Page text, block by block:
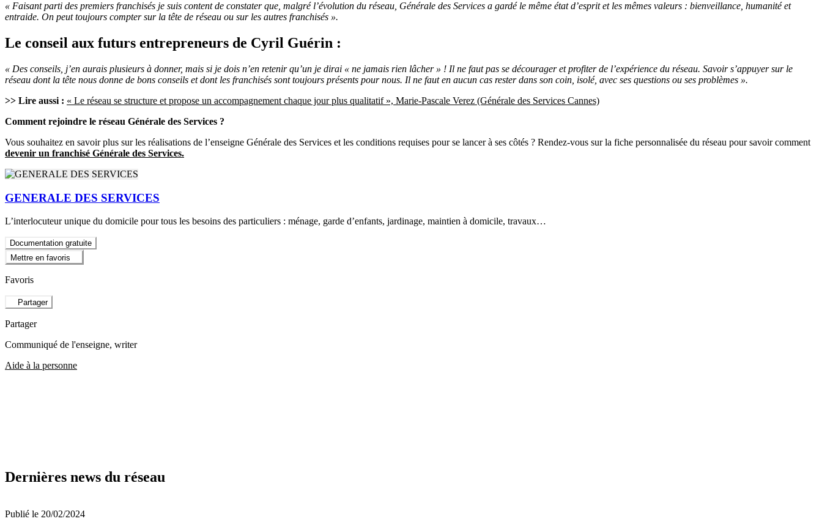
« Faisant parti des premiers franchisés je suis content de constater que, malgré l’évolution du réseau, Générale des Services a gardé le même état d’esprit et les mêmes valeurs : bienveillance, humanité et
entraide. On peut toujours compter sur la tête de réseau ou sur les autres franchisés ».
Le conseil aux futurs entrepreneurs de Cyril Guérin :
« Des conseils, j’en aurais plusieurs à donner, mais si je dois n’en retenir qu’un je dirai « ne jamais rien lâcher » ! Il ne faut pas se décourager et profiter de l’expérience du réseau. Savoir s’appuyer sur le
réseau dont la tête nous donne de bons conseils et dont les franchisés sont toujours présents pour nous. Il ne faut en aucun cas rester dans son coin, isolé, avec ses questions ou ses problèmes ».
>> Lire aussi : « Le réseau se structure et propose un accompagnement chaque jour plus qualitatif », Marie-Pascale Verez (Générale des Services Cannes)
Comment rejoindre le réseau Générale des Services ?
Vous souhaitez en savoir plus sur les réalisations de l’enseigne Générale des Services et les conditions requises pour se lancer à ses côtés ? Rendez-vous sur la fiche personnalisée du réseau pour savoir comment
devenir un franchisé Générale des Services.
GENERALE DES SERVICES
L’interlocuteur unique du domicile pour tous les besoins des particuliers : ménage, garde d’enfants, jardinage, maintien à domicile, travaux…
Documentation gratuite
Mettre en favoris
Favoris
Partager
Partager
Communiqué de l'enseigne, writer
Aide à la personne
Dernières news du réseau
Publié le 20/02/2024